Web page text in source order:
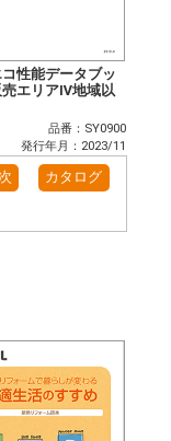
3）
（4）
コ性能データブッ
売エリアⅣ地域以
品番：SY0900
発行年月：2023/11
カタログ